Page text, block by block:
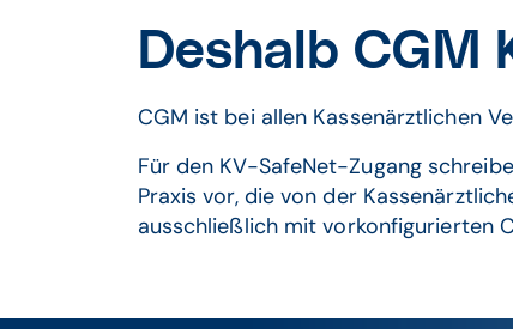
Deshalb CGM
CGM ist bei allen Kassenärztlichen
Für den KV-SafeNet-Zugang
Praxis vor, die von der
ausschließlich mit vorkonfigurierten